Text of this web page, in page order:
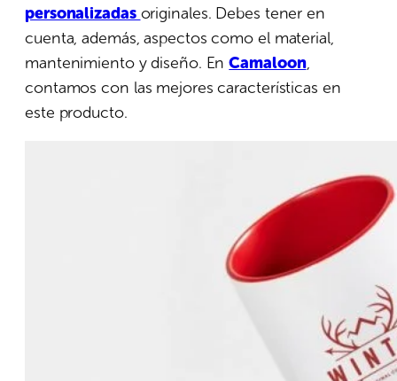
personalizadas originales. Debes tener en
cuenta, además, aspectos como el material,
mantenimiento y diseño. EnCamaloon,
contamos con las mejores características en
este producto.